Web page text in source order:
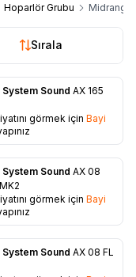
Hoparlör Grubu Midrange
Sırala
Ekle
Sound AX 165
görmek için Bayi
Ekle
Sound AX 08
görmek için Bayi
Sound AX 08 FL